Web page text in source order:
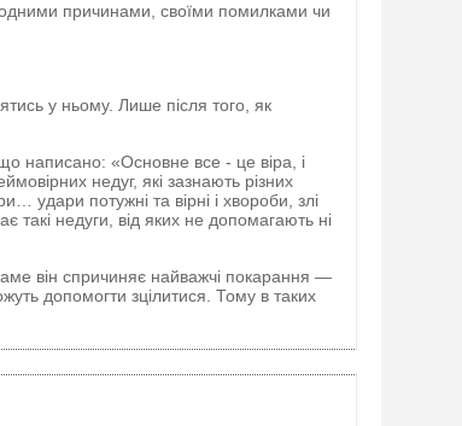
причинами, своїми помилками чи
у ньому. Лише після того, як
написано: «Основне все - це віра, і
недуг, які зазнають різних
удари потужні та вірні і хвороби, злі
такі недуги, від яких не допомагають ні
він спричиняє найважчі покарання —
допомогти зцілитися. Тому в таких